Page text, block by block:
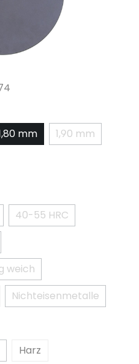
nicht verfügbar.)
ist zurzeit nicht verfügbar.)
mm 1,90 mm
(Diese
nicht verfügbar.)
nicht verfügbar.)
ist zurzeit nicht
40-55 HRC(Diese Option ist
Option ist zurzeit nicht
weich
ist zurzeit nicht verfügbar.)
zurzeit nicht verfügbar.)
Nichteisenmetalle
(Diese Option ist
Option ist zurzeit nicht
Harz